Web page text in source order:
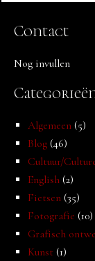
Contact
Nog invullen
Algemeen (5)
Blog (46)
Cultuur/
English (2)
Fietsen (35)
Fotografie (10)
Grafisch
Kunst (1)